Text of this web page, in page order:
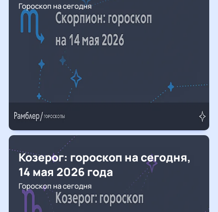
Гороскоп на сегодня
Козерог: гороскоп на сегодня,
14 мая 2026 года
Гороскоп на сегодня